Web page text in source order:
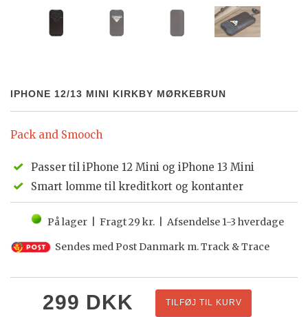
IPHONE 12/13 MINI KIRKBY MØRKEBRUN
Pack and Smooch
Passer til iPhone 12 Mini og iPhone 13 Mini
Smart lomme til kreditkort og kontanter
På lager | Fragt 29 kr. | Afsendelse 1-3 hverdage
Sendes med Post Danmark m. Track & Trace
299 DKK TILFØJ TIL KURV